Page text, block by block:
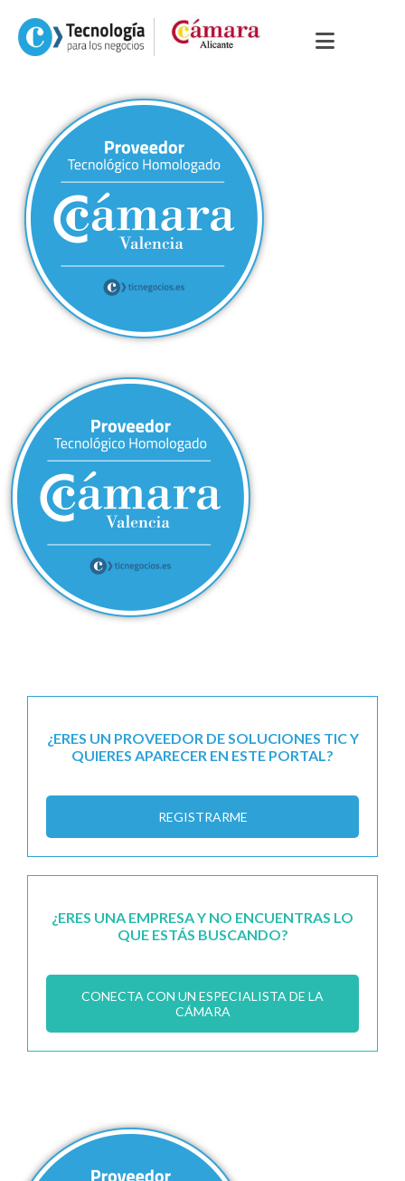
¿ERES UN PROVEEDOR DE SOLUCIONES TIC Y
QUIERES APARECER EN ESTE PORTAL?
REGISTRARME
¿ERES UNA EMPRESA Y NO ENCUENTRAS LO
QUE ESTÁS BUSCANDO?
CONECTA CON UN ESPECIALISTA DE LA
CÁMARA